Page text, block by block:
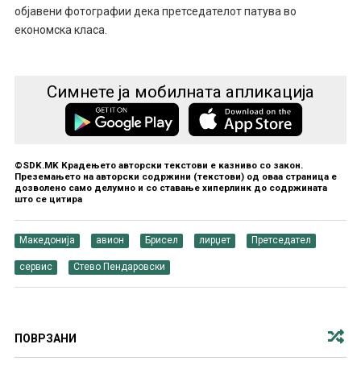
објавени фотографии дека претседателот патува во
економска класа.
Симнете ја мобилната апликација
©SDK.MK Крадењето авторски текстови е казниво со закон.
Преземањето на авторски содржини (текстови) од оваа страница е
дозволено само делумно и со ставање хиперлинк до содржината
што се цитира
Македонија авион Брисел лирџет Претседател
сервис Стево Пендаровски
ПОВРЗАНИ